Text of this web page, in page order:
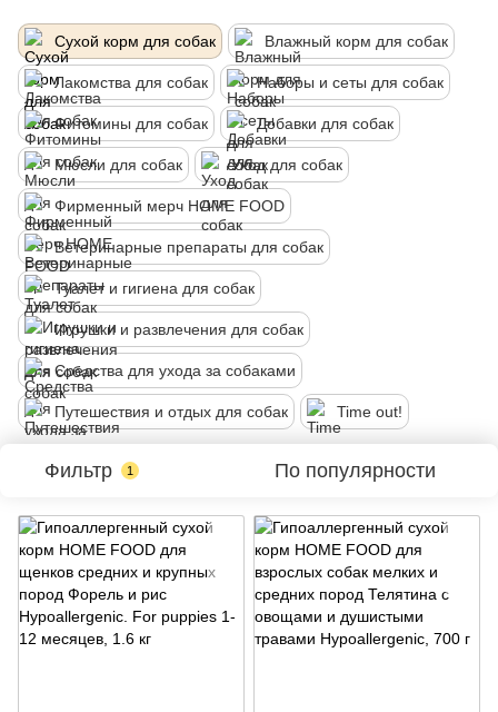
Сухой корм для собак Влажный корм для собак
Лакомства для собак Наборы и сеты для собак
Фитомины для собак Добавки для собак
Мюсли для собак Уход для собак
Фирменный мерч HOME FOOD
Ветеринарные препараты для собак
Туалет и гигиена для собак
Игрушки и развлечения для собак
Средства для ухода за собаками
Путешествия и отдых для собак Time out!
Фильтр 1 По популярности